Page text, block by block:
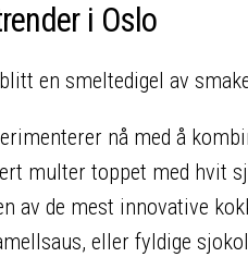
i Oslo
en smeltedigel av
nå med å
multer toppet med hvit
av de mest innovative
eller fyldige